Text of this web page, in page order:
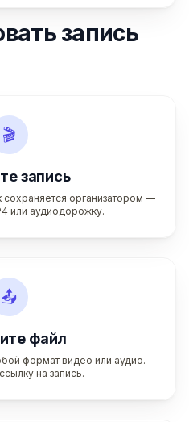
запись
🎬
запись
сохраняется организатором —
или аудиодорожку.
📤
файл
формат видео или аудио.
на запись.